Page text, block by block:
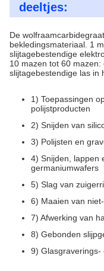
deeltjes:
De
bekledingsmateriaal. 1
slijtagebestendige
10 mazen tot 60
slijtagebestendige las in
1) Toepassingen
polijstproducten
2) Snijden van
3) Polijsten en
4) Snijden, lappen
germaniumwafers
5) Slag van
6) Maaien van
7) Afwerking van
8) Gebonden
9) Glasgraverings-